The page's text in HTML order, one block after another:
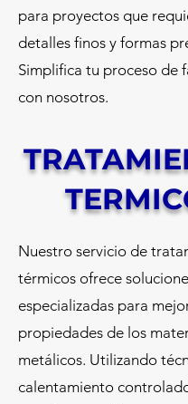
para proyectos que
detalles finos y formas
Simplifica tu proceso de
con nosotros.
Nuestro servicio de
térmicos ofrece
especializadas para
propiedades de los
metálicos. Utilizando
calentamiento